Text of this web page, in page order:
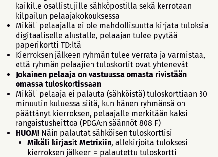
kaikille osallistujille sähköpostilla sekä kerrotaan
kilpailun pelaajakokouksessa
Mikäli pelaajalla ei ole mahdollisuutta kirjata tuloksia
digitaaliselle alustalle, pelaajan tulee pyytää
paperikortti TD:ltä
Kierroksen jälkeen ryhmän tulee verrata ja varmistaa,
että ryhmän pelaajien tuloskortit ovat yhtenevät
Jokainen pelaaja on vastuussa omasta rivistään
omassa tuloskortissaan
Mikäli pelaaja ei palauta (sähköistä) tuloskorttiaan 30
minuutin kuluessa siitä, kun hänen ryhmänsä on
päättänyt kierroksen, pelaajalle merkitään kaksi
rangaistusheittoa (PDGA:n säännöt 808 F)
HUOM! Näin palautat sähköisen tuloskorttisi
Mikäli kirjasit Metrixiin, allekirjoita tuloksesi
kierroksen jälkeen = palautettu tuloskortti